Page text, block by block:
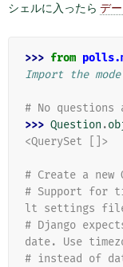
シェルに入ったら デ
>>> from
Import the
# No
>>> Question .
<QuerySet []>
# Create a new
# Support for
lt settings
# Django
date. Use
# instead of